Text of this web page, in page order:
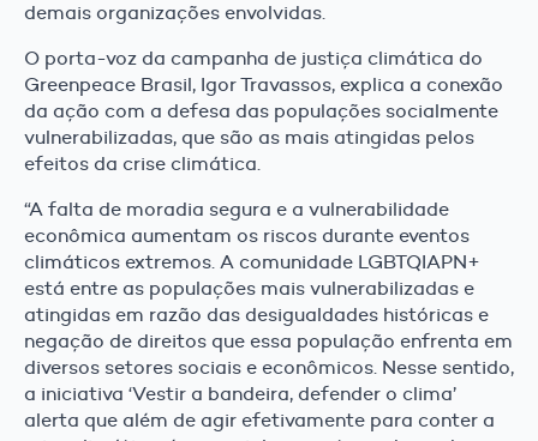
demais organizações envolvidas.
O porta-voz da campanha de justiça climática do
Greenpeace Brasil, Igor Travassos, explica a conexão
da ação com a defesa das populações socialmente
vulnerabilizadas, que são as mais atingidas pelos
efeitos da crise climática.
“A falta de moradia segura e a vulnerabilidade
econômica aumentam os riscos durante eventos
climáticos extremos. A comunidade LGBTQIAPN+
está entre as populações mais vulnerabilizadas e
atingidas em razão das desigualdades históricas e
negação de direitos que essa população enfrenta em
diversos setores sociais e econômicos. Nesse sentido,
a iniciativa ‘Vestir a bandeira, defender o clima’
alerta que além de agir efetivamente para conter a